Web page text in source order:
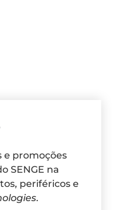
e promoções
SENGE na
periféricos e
.